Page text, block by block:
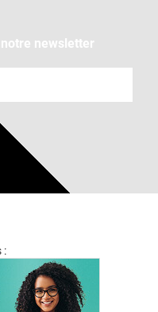
newsletter
: